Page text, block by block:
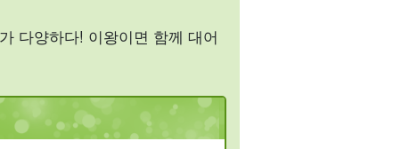
다양하다! 이왕이면 함께 대어